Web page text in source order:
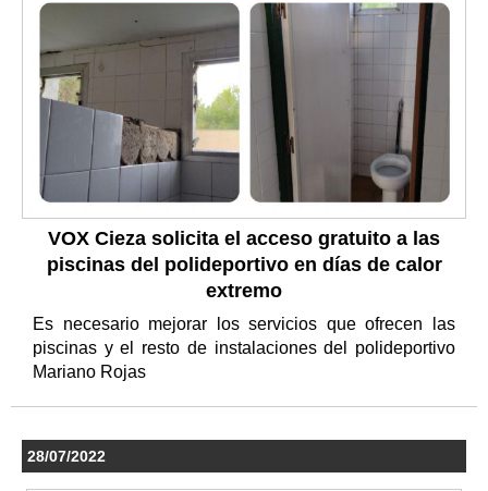
VOX Cieza solicita el acceso gratuito a las
piscinas del polideportivo en días de calor
extremo
Es necesario mejorar los servicios que ofrecen las
piscinas y el resto de instalaciones del polideportivo
Mariano Rojas
28/07/2022